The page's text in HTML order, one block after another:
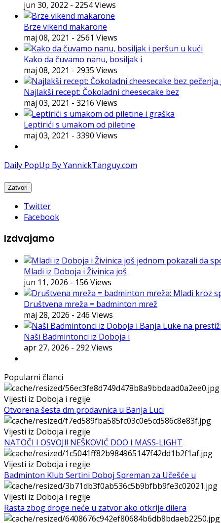
jun 30, 2022 - 2254 Views
Brze vikend makarone
maj 08, 2021 - 2561 Views
Kako da čuvamo nanu, bosiljak i
maj 08, 2021 - 2935 Views
Najlakši recept: Čokoladni cheesecake bez
maj 03, 2021 - 3216 Views
Leptirići s umakom od piletine
maj 03, 2021 - 3390 Views
Daily PopUp By YannickTanguy.com
Twitter
Facebook
Izdvajamo
Mladi iz Doboja i Živinica još
jun 11, 2026 - 156 Views
Društvena mreža = badminton mrež
maj 28, 2026 - 246 Views
Naši Badmintonci iz Doboja i
apr 27, 2026 - 292 Views
Popularni članci
Vijesti iz Doboja i regije
Otvorena šesta dm prodavnica u Banja Luci
Vijesti iz Doboja i regije
NATOČI I OSVOJI! NEŠKOVIĆ DOO I MASS-LIGHT
Vijesti iz Doboja i regije
Badminton Klub Sertini Doboj Spreman za Učešće u
Vijesti iz Doboja i regije
Rasta zbog droge neće u zatvor ako otkrije dilera